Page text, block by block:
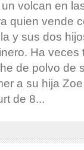
volcan en
quien vende
y sus dos
Ha veces
de polvo de
a su hija
de 8...